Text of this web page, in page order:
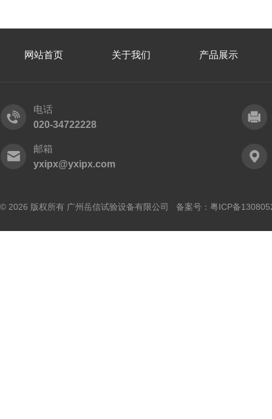
网站首页 关于我们 产品展示
电话
020-34722228
邮箱
yxipx@yxipx.com
© 2026 版权所有 广州岳信试验设备有限公司 备案号： 粤ICP备